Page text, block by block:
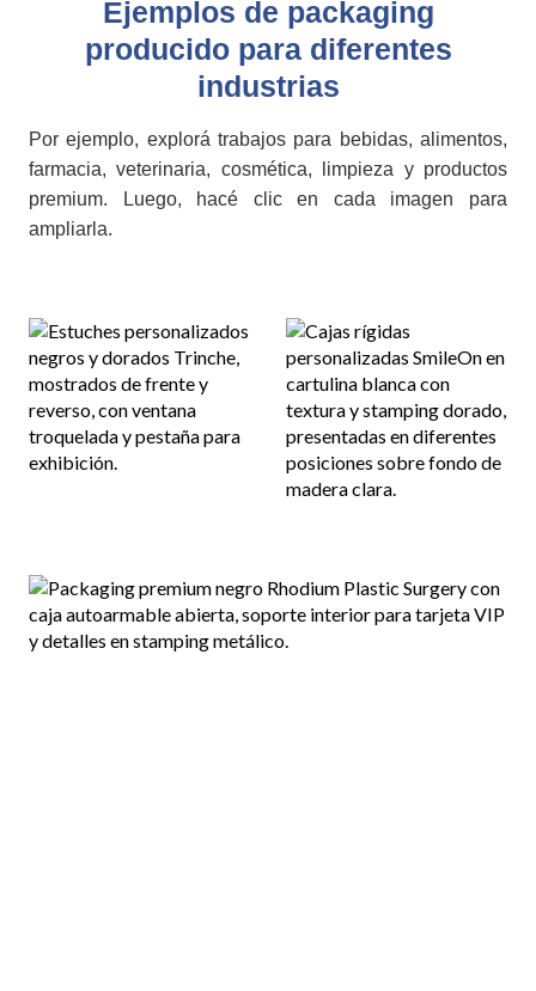
Ejemplos de packaging
producido para diferentes
industrias
Por ejemplo, explorá trabajos para bebidas, alimentos,
farmacia, veterinaria, cosmética, limpieza y productos
premium. Luego, hacé clic en cada imagen para
ampliarla.